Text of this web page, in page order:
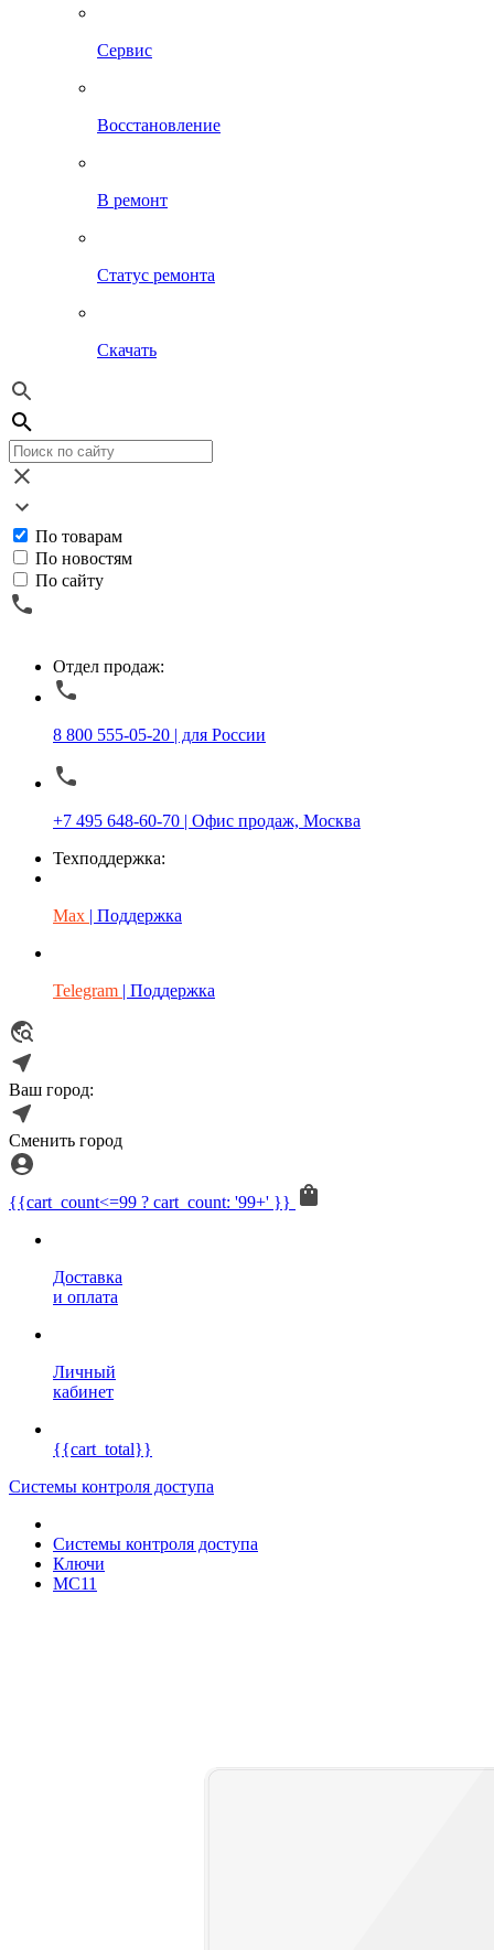
Сервис
Восстановление
В ремонт
Статус ремонта
Скачать
По товарам
По новостям
По сайту
Отдел продаж:
8 800 555-05-20 | для России
+7 495 648-60-70 | Офис продаж, Москва
Техподдержка:
Max | Поддержка
Telegram | Поддержка
Ваш город:
Сменить город
{{cart_count<=99 ? cart_count: '99+' }}
Доставка
и оплата
Личный
кабинет
{{cart_total}}
Системы контроля доступа
Системы контроля доступа
Ключи
MC11